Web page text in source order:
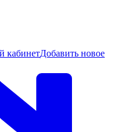
кабинетДобавить новое